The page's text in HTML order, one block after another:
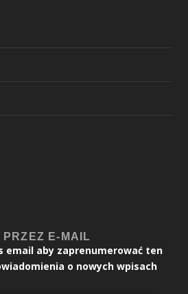
E-MAIL
email aby zaprenumerować ten
o nowych wpisach